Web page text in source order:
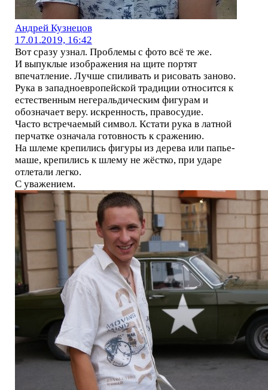
Андрей Кузнецов
17.01.2019, 16:42
Вот сразу узнал. Проблемы с фото всё те же.
И выпуклые изображения на щите портят
впечатление. Лучше спиливать и рисовать заново.
Рука в западноевропейской традиции относится к
естественным негеральдическим фигурам и
обозначает веру. искренность, правосудие.
Часто встречаемый символ. Кстати рука в латной
перчатке означала готовность к сражению.
На шлеме крепились фигуры из дерева или папье-
маше, крепились к шлему не жёстко, при ударе
отлетали легко.
С уважением.